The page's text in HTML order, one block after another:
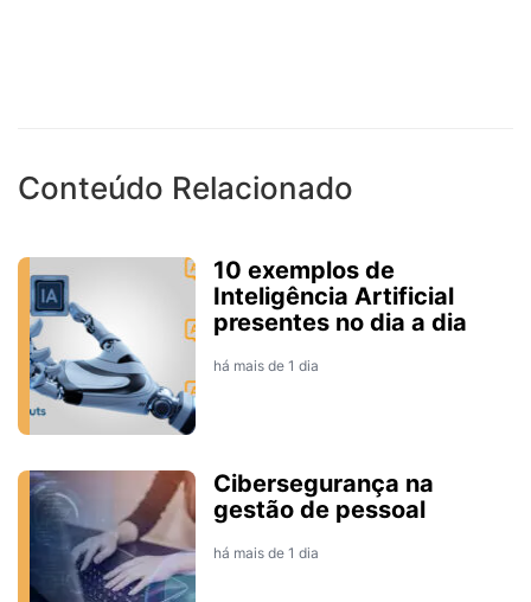
Conteúdo Relacionado
10 exemplos de
Inteligência Artificial
presentes no dia a dia
há mais de 1 dia
Cibersegurança na
gestão de pessoal
há mais de 1 dia